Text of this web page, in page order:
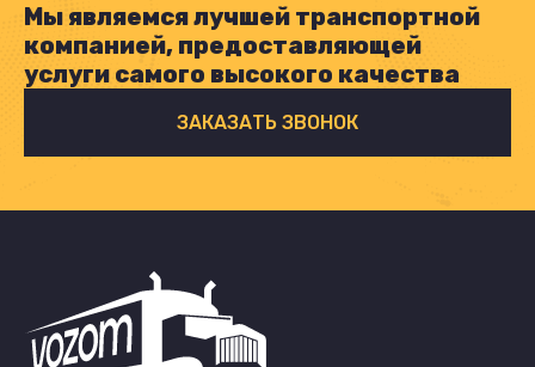
Мы являемся лучшей транспортной
компанией, предоставляющей
услуги самого высокого качества
ЗАКАЗАТЬ ЗВОНОК